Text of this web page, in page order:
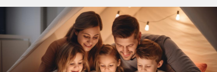
borzongató(?)
gyerekkönyv,
3-
tól